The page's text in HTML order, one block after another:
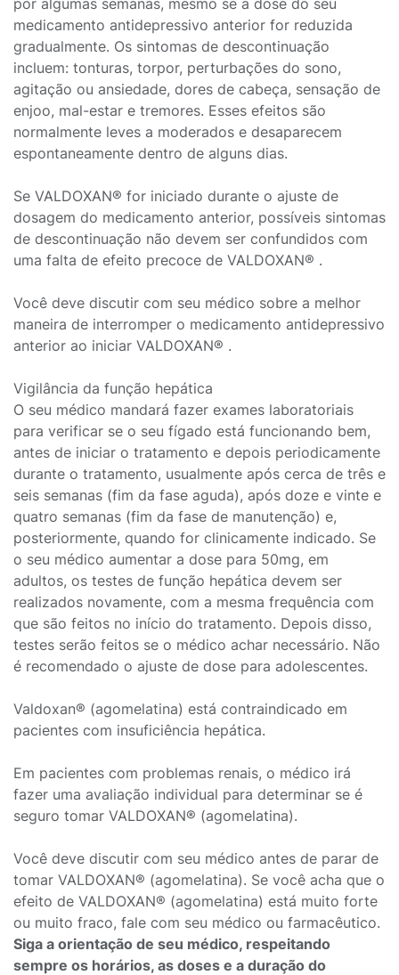
por algumas semanas, mesmo se a dose do seu
medicamento antidepressivo anterior for reduzida
gradualmente. Os sintomas de descontinuação
incluem: tonturas, torpor, perturbações do sono,
agitação ou ansiedade, dores de cabeça, sensação de
enjoo, mal-estar e tremores. Esses efeitos são
normalmente leves a moderados e desaparecem
espontaneamente dentro de alguns dias.
Se VALDOXAN® for iniciado durante o ajuste de
dosagem do medicamento anterior, possíveis sintomas
de descontinuação não devem ser confundidos com
uma falta de efeito precoce de VALDOXAN® .
Você deve discutir com seu médico sobre a melhor
maneira de interromper o medicamento antidepressivo
anterior ao iniciar VALDOXAN® .
Vigilância da função hepática
O seu médico mandará fazer exames laboratoriais
para verificar se o seu fígado está funcionando bem,
antes de iniciar o tratamento e depois periodicamente
durante o tratamento, usualmente após cerca de três e
seis semanas (fim da fase aguda), após doze e vinte e
quatro semanas (fim da fase de manutenção) e,
posteriormente, quando for clinicamente indicado. Se
o seu médico aumentar a dose para 50mg, em
adultos, os testes de função hepática devem ser
realizados novamente, com a mesma frequência com
que são feitos no início do tratamento. Depois disso,
testes serão feitos se o médico achar necessário. Não
é recomendado o ajuste de dose para adolescentes.
Valdoxan® (agomelatina) está contraindicado em
pacientes com insuficiência hepática.
Em pacientes com problemas renais, o médico irá
fazer uma avaliação individual para determinar se é
seguro tomar VALDOXAN® (agomelatina).
Você deve discutir com seu médico antes de parar de
tomar VALDOXAN® (agomelatina). Se você acha que o
efeito de VALDOXAN® (agomelatina) está muito forte
ou muito fraco, fale com seu médico ou farmacêutico.
Siga a orientação de seu médico, respeitando
sempre os horários, as doses e a duração do